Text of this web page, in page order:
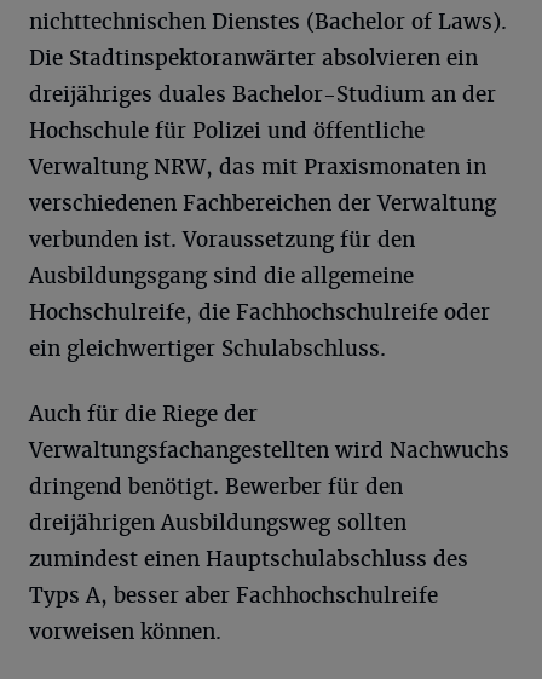
nichttechnischen Dienstes (Bachelor of Laws).
Die Stadtinspektoranwärter absolvieren ein
dreijähriges duales Bachelor-Studium an der
Hochschule für Polizei und öffentliche
Verwaltung NRW, das mit Praxismonaten in
verschiedenen Fachbereichen der Verwaltung
verbunden ist. Voraussetzung für den
Ausbildungsgang sind die allgemeine
Hochschulreife, die Fachhochschulreife oder
ein gleichwertiger Schulabschluss.
Auch für die Riege der
Verwaltungsfachangestellten wird Nachwuchs
dringend benötigt. Bewerber für den
dreijährigen Ausbildungsweg sollten
zumindest einen Hauptschulabschluss des
Typs A, besser aber Fachhochschulreife
vorweisen können.